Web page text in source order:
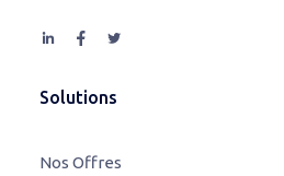
Solutions
Nos Offres